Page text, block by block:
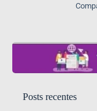
Posts recentes